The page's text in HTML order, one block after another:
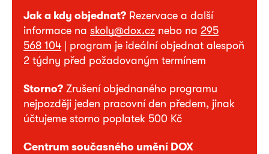
Jak a kdy objednat? Rezervace a další
informace na skoly@dox.cz nebo na 295
568 104 | program je ideální objednat alespoň
2 týdny před požadovaným termínem
Storno? Zrušení objednaného programu
nejpozději jeden pracovní den předem, jinak
účtujeme storno poplatek 500 Kč
Centrum současného umění DOX